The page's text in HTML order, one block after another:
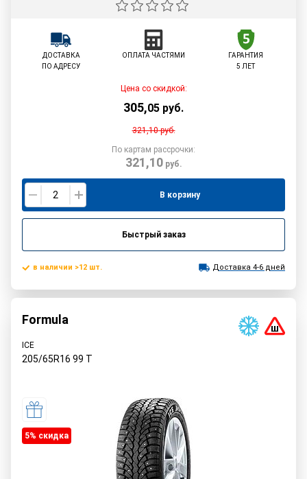
ДОСТАВКА
ПО АДРЕСУ
ОПЛАТА ЧАСТЯМИ
ГАРАНТИЯ
5 ЛЕТ
Цена со скидкой:
305,05 руб.
321,10руб.
По картам рассрочки:
321,10руб.
В корзину
Быстрый заказ
в наличии >12 шт. Доставка 4-6 дней
Formula
ICE
205/65R16 99 T
5% cкидка